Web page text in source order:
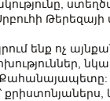
ենք ոչ